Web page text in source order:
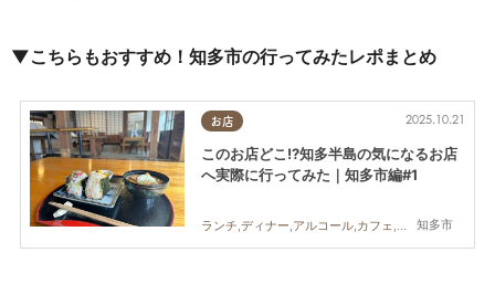
▼こちらもおすすめ！知多市の行ってみたレポまとめ
お店
知多市
2025.10.21
このお店どこ!?知多半島の気になるお店
へ実際に行ってみた｜知多市編#1
ランチ,ディナー,アルコール,カフェ,スイーツ,テイクアウト,まちネタ,まとめ記事,行ってみたレポ